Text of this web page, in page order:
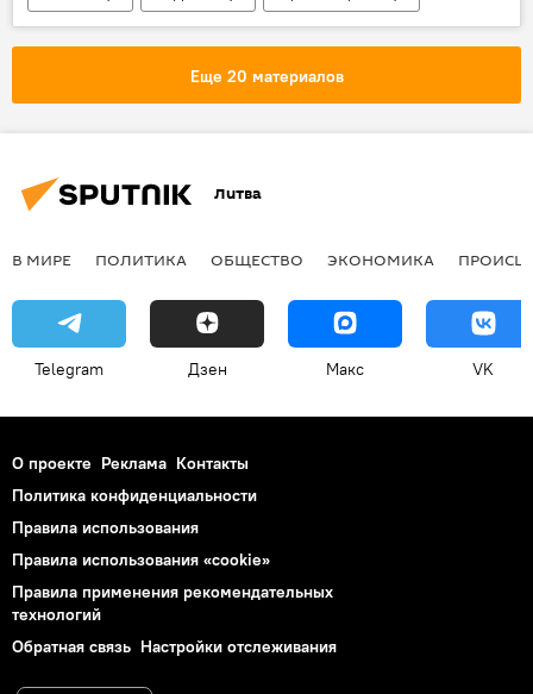
Политика
Общество
Украина
Европа
Запад безопасность
Еще 20 материалов
Литва
В МИРЕ ПОЛИТИКА ОБЩЕСТВО ЭКОНОМИКА
Telegram Дзен Макс VK
О проекте Реклама Контакты
Политика конфиденциальности
Правила использования
Правила использования «cookie»
Правила применения рекомендательных
технологий
Обратная связь Настройки отслеживания